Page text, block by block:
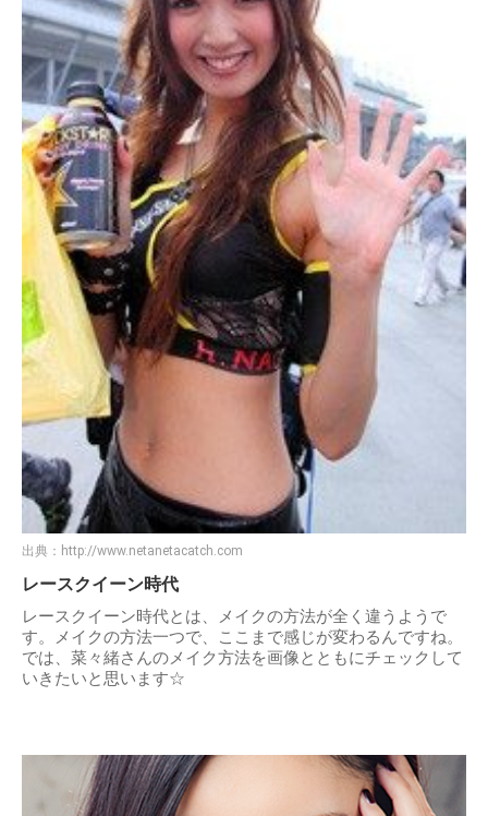
出典： http://www.netanetacatch.com
レースクイーン時代
レースクイーン時代とは、メイクの方法が全く違うようで
す。メイクの方法一つで、ここまで感じが変わるんですね。
では、菜々緒さんのメイク方法を画像とともにチェックして
いきたいと思います☆